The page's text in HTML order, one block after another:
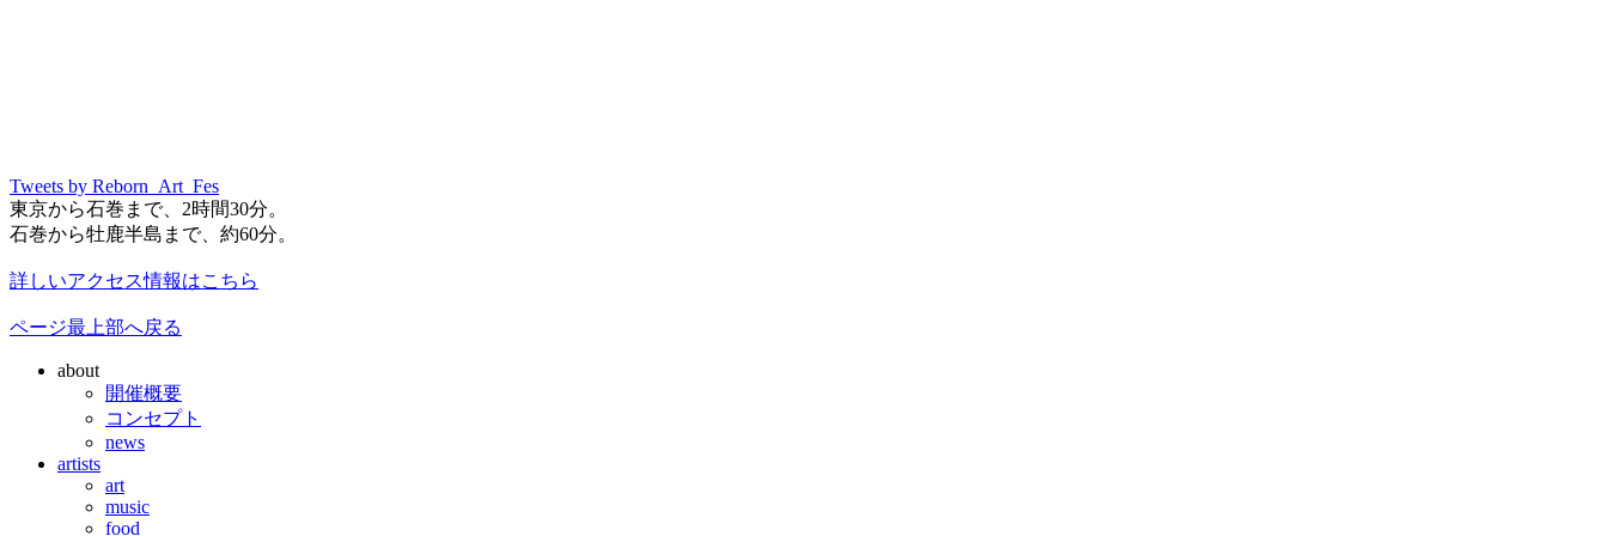
Tweets by Reborn_Art_Fes
東京から石巻まで、2時間30分。
石巻から牡鹿半島まで、約60分。
詳しいアクセス情報はこちら
ページ最上部へ戻る
about
開催概要
コンセプト
news
artists
art
music
food